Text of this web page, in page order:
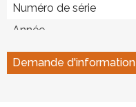
Numéro de série
Année
Énergie
Hauteur de levée
Demande d'information